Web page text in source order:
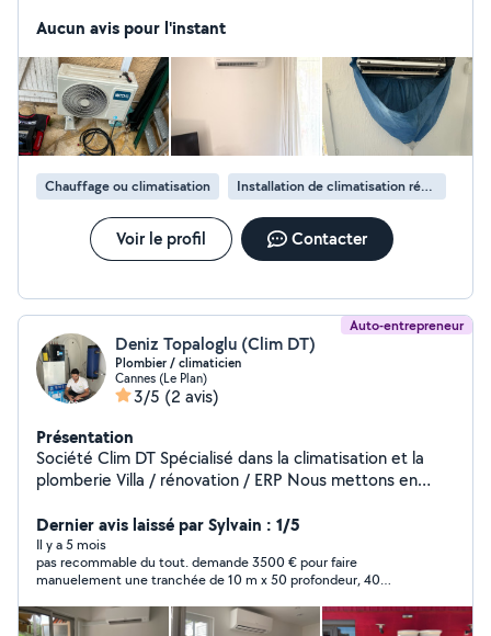
Aucun avis pour l'instant
Chauffage ou climatisation Installation de climatisation réversible
Voir le profil Contacter
Auto-entrepreneur
Deniz Topaloglu (Clim DT)
Plombier / climaticien
Cannes (Le Plan)
3/5 (2 avis)
Présentation
Société Clim DT Spécialisé dans la climatisation et la
plomberie Villa / rénovation / ERP Nous mettons en
spécifique Clim DT peut aussi répondre à vos travaux
Tout corps d'État
Dernier avis laissé par Sylvain : 1/5
Il y a 5 mois
pas recommable du tout. demande 3500 € pour faire
manuelement une tranchée de 10 m x 50 profondeur, 40